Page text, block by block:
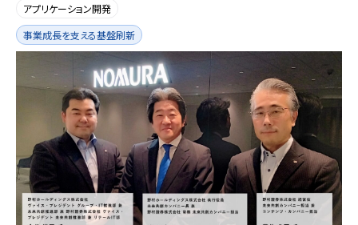
アプリケーション開発
事業成長を支える基盤刷新